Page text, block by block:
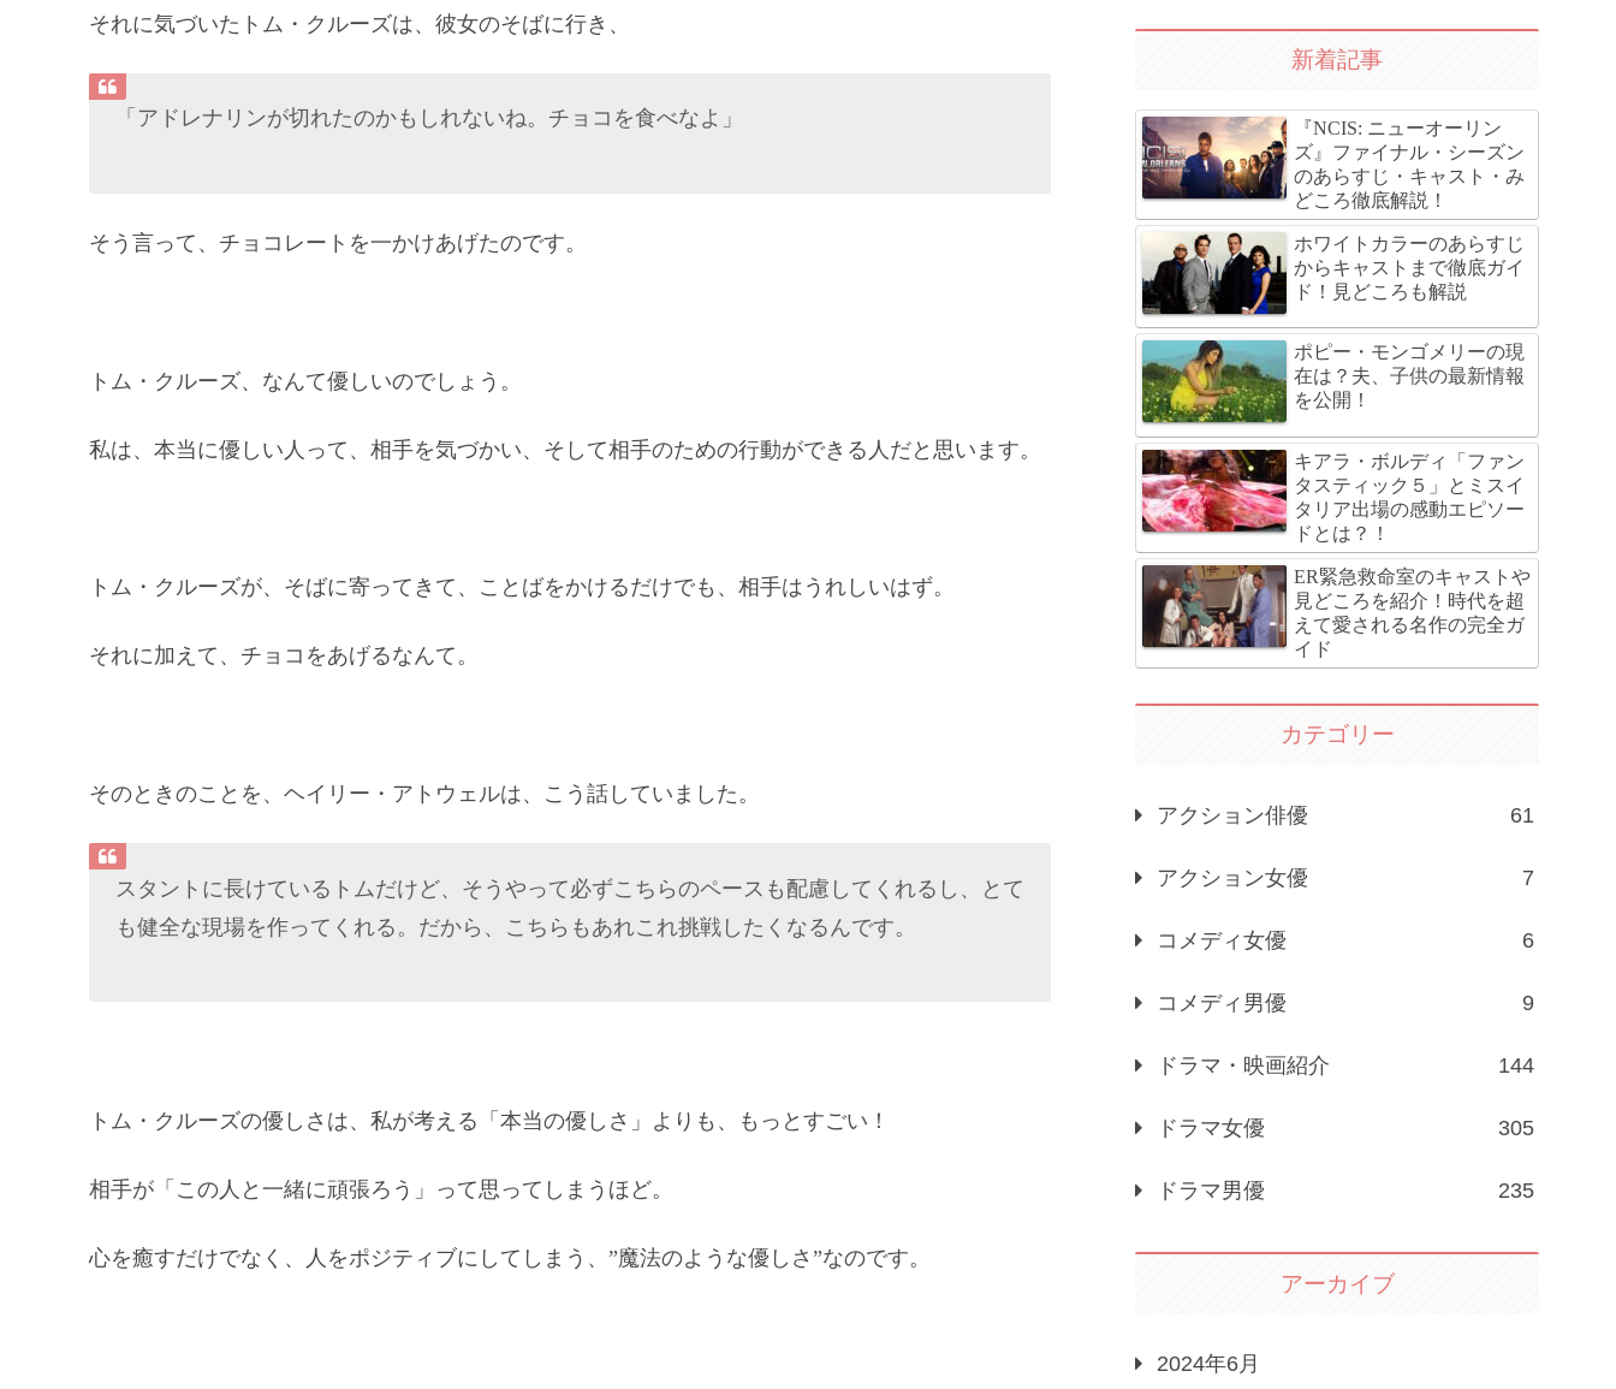
それに気づいたトム・クルーズは、彼女のそばに行き、
「アドレナリンが切れたのかもしれないね。チョコを食べなよ」
そう言って、チョコレートを一かけあげたのです。
トム・クルーズ、なんて優しいのでしょう。
私は、本当に優しい人って、相手を気づかい、そして相手のための行動ができる人だと思います。
トム・クルーズが、そばに寄ってきて、ことばをかけるだけでも、相手はうれしいはず。
それに加えて、チョコをあげるなんて。
そのときのことを、ヘイリー・アトウェルは、こう話していました。
スタントに長けているトムだけど、そうやって必ずこちらのペースも配慮してくれるし、とて
も健全な現場を作ってくれる。だから、こちらもあれこれ挑戦したくなるんです。
トム・クルーズの優しさは、私が考える「本当の優しさ」よりも、もっとすごい！
相手が「この人と一緒に頑張ろう」って思ってしまうほど。
心を癒すだけでなく、人をポジティブにしてしまう、”魔法のような優しさ”なのです。
新着記事
『NCIS: ニューオーリン
ズ』ファイナル・シーズン
のあらすじ・キャスト・み
どころ徹底解説！
ホワイトカラーのあらすじ
からキャストまで徹底ガイ
ド！見どころも解説
ポピー・モンゴメリーの現
在は？夫、子供の最新情報
を公開！
キアラ・ボルディ「ファン
タスティック５」とミスイ
タリア出場の感動エピソー
ドとは？！
ER緊急救命室のキャストや
見どころを紹介！時代を超
えて愛される名作の完全ガ
イド
カテゴリー
アクション俳優 61
アクション女優 7
コメディ女優 6
コメディ男優 9
ドラマ・映画紹介 144
ドラマ女優 305
ドラマ男優 235
アーカイブ
2024年6月